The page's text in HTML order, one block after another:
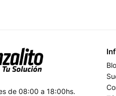
de 08:00 a 18:00hs.